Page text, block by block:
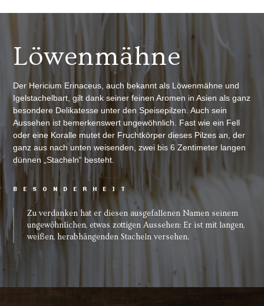
Löwenmähne
Der Hericium Erinaceus, auch bekannt als Löwenmähne und
Igelstachelbart, gilt dank seiner feinen Aromen in Asien als ganz
besondere Delikatesse unter den Speisepilzen. Auch sein
Aussehen ist bemerkenswert ungewöhnlich. Fast wie ein Fell
oder eine Koralle mutet der Fruchtkörper dieses Pilzes an, der
ganz aus nach unten weisenden, zwei bis 6 Zentimeter langen
dünnen „Stacheln“ besteht.
BESONDERHEIT
Zu verdanken hat er diesen ausgefallenen Namen seinem
ungewöhnlichen, etwas zottigen Aussehen: Er ist mit langen,
weißen, herabhängenden Stacheln versehen.